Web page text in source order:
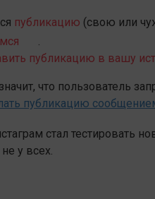
публикацию (свою или
публикацию в вашу
что пользователь
публикацию
стал тестировать
у всех.